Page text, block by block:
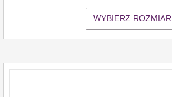
WYBIERZ ROZMIAR